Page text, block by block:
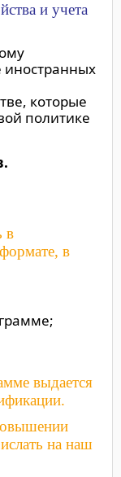
и учета
иностранных
которые
политике
в
в
выдается
на наш